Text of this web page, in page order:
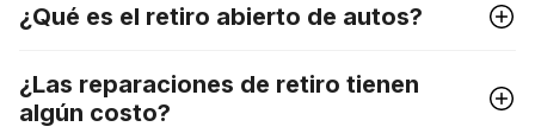
¿Qué es el retiro abierto de autos?
¿Las reparaciones de retiro tienen
algún costo?